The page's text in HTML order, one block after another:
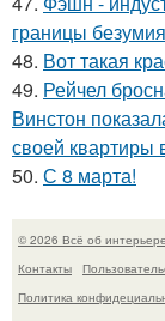
границы
48. Вот такая
49. Рейчел
Винстон
своей квартиры
50. С 8 марта!
© 2026 Всё об
Контакты
Политика